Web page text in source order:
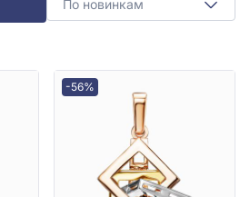
По новинкам
-56%